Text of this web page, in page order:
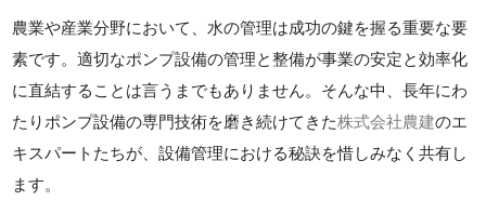
農業や産業分野において、水の管理は成功の鍵を握る重要な要
素です。適切なポンプ設備の管理と整備が事業の安定と効率化
に直結することは言うまでもありません。そんな中、長年にわ
たりポンプ設備の専門技術を磨き続けてきた株式会社農建のエ
キスパートたちが、設備管理における秘訣を惜しみなく共有し
ます。